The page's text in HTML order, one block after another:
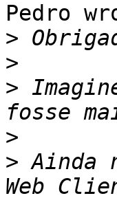
Pedro
>
>
>
>
> Ainda